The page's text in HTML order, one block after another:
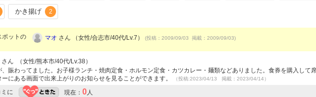
かき揚げ 2
ポットの
マオ さん （女性/合志市/40代/Lv.7） (投稿：2009/09/03 掲載：2009/09/03)
さん （女性/熊本市/40代/Lv.38）
、賑わってました。お子様ランチ・焼肉定食・ホルモン定食・カツカレー・麺類などありました。食券を購入して
ーにある画面で出来上がりのお知らせを見ることができます。
（投稿:2023/04/13 掲載：2023/04/14）
に 現在： 0人